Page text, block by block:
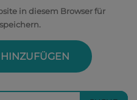
in diesem Browser für